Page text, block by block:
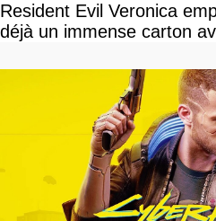
Resident Evil Veronica
déjà un immense carton